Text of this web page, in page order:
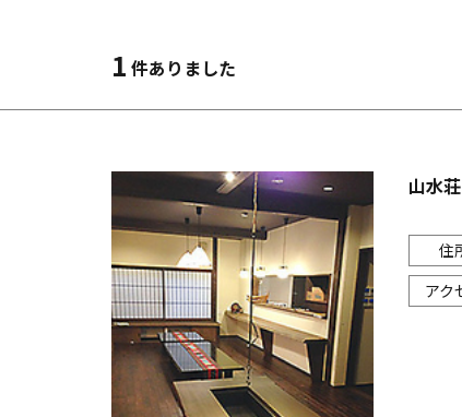
韓国料理
その他グルメ
金沢市他・野々市・白山・内灘
1 件ありました
山水荘